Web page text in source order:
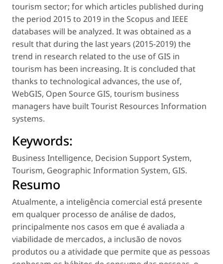
tourism sector; for which articles published during
the period 2015 to 2019 in the Scopus and IEEE
databases will be analyzed. It was obtained as a
result that during the last years (2015-2019) the
trend in research related to the use of GIS in
tourism has been increasing. It is concluded that
thanks to technological advances, the use of,
WebGIS, Open Source GIS, tourism business
managers have built Tourist Resources Information
systems.
Keywords:
Business Intelligence, Decision Support System,
Tourism, Geographic Information System, GIS.
Resumo
Atualmente, a inteligência comercial está presente
em qualquer processo de análise de dados,
principalmente nos casos em que é avaliada a
viabilidade de mercados, a inclusão de novos
produtos ou a atividade que permite que as pessoas